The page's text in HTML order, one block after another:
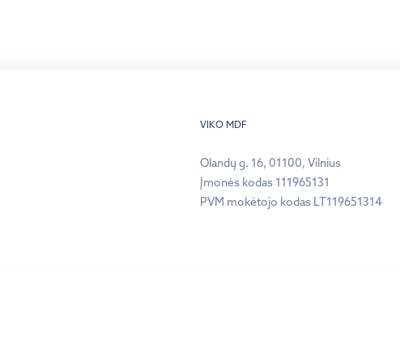
VIKO MDF
Olandų g. 16, 01100, Vilnius
Įmonės kodas 111965131
PVM mokėtojo kodas LT119651314